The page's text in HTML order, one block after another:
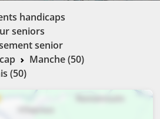
handicaps
seniors
senior
Manche (50)
(50)